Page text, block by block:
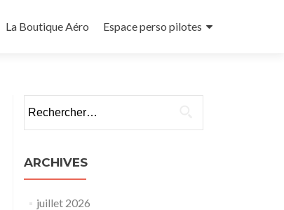
La Boutique Aéro Espace perso pilotes
ARCHIVES
juillet 2026